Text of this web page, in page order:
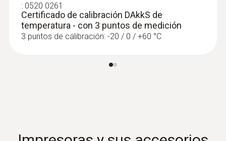
: 0520 0261
Certificado de calibración DAkkS de
temperatura - con 3 puntos de medición
3 puntos de calibración: -20 / 0 / +60 °C